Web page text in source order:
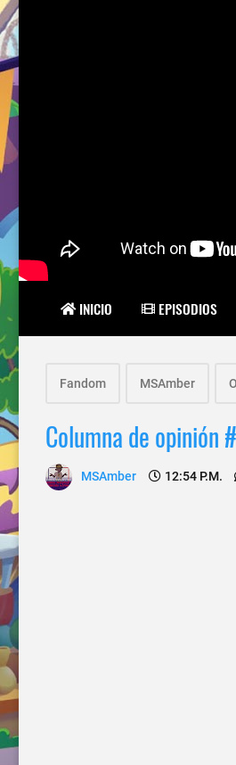
INICIO EPISODIOS
Fandom MSAmber
Columna de opinión
MSAmber 12:54 P.m.